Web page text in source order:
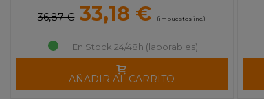
36,87 € 33,18 € (impuestos inc.)
En Stock 24/48h (laborables)
AÑADIR AL CARRITO